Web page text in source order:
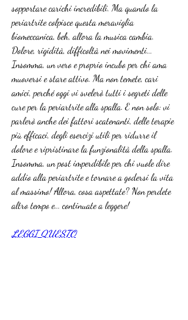
sopportare carichi incredibili. Ma quando la
periartrite colpisce questa meraviglia
biomeccanica, beh, allora la musica cambia.
Dolore, rigidità, difficoltà nei movimenti...
Insomma, un vero e proprio incubo per chi ama
muoversi e stare attivo. Ma non temete, cari
amici, perché oggi vi svelerò tutti i segreti delle
cure per la periartrite alla spalla. E non solo: vi
parlerò anche dei fattori scatenanti, delle terapie
più efficaci, degli esercizi utili per ridurre il
dolore e ripristinare la funzionalità della spalla.
Insomma, un post imperdibile per chi vuole dire
addio alla periartrite e tornare a godersi la vita
al massimo! Allora, cosa aspettate? Non perdete
altro tempo e... continuate a leggere!
LEGGI QUESTO